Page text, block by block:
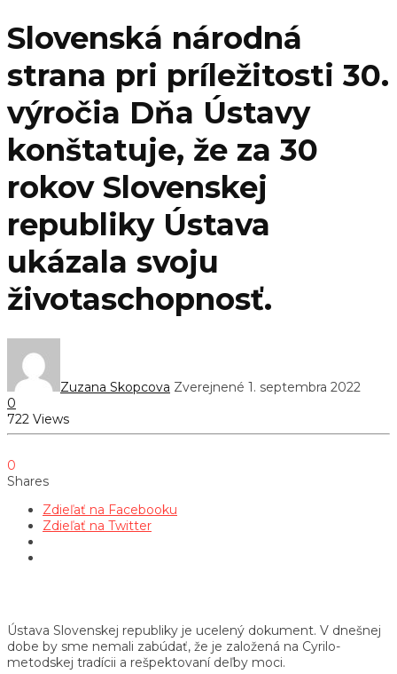
Slovenská národná
strana pri príležitosti 30.
výročia Dňa Ústavy
konštatuje, že za 30
rokov Slovenskej
republiky Ústava
ukázala svoju
životaschopnosť.
Zuzana Skopcova Zverejnené 1. septembra 2022
0
722 Views
0
Shares
Zdieľať na Facebooku
Zdieľať na Twitter
Ústava Slovenskej republiky je ucelený dokument. V dnešnej
dobe by sme nemali zabúdať, že je založená na Cyrilo-
metodskej tradícii a rešpektovaní deľby moci.